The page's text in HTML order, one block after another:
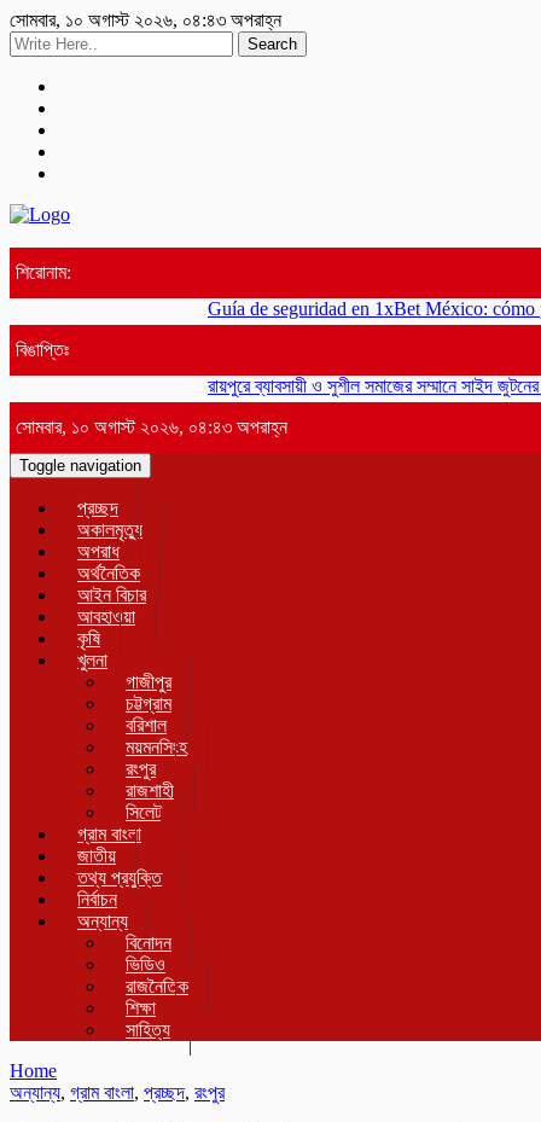
সোমবার, ১০ অগাস্ট ২০২৬, ০৪:৪৩ অপরাহ্ন
Search
শিরোনাম:
Guía de seguridad en 1xBet México: cómo
বিঙাপ্তিঃ
রায়পুরে ব্যাবসায়ী ও সুশীল সমাজের সম্মানে সাইদ জুটনের
সোমবার, ১০ অগাস্ট ২০২৬, ০৪:৪৩ অপরাহ্ন
Toggle navigation
প্রচ্ছদ
অকালমৃত্যু
অপরাধ
অর্থনৈতিক
আইন বিচার
আবহাওয়া
কৃষি
খুলনা
গাজীপুর
চট্টগ্রাম
বরিশাল
ময়মনসিংহ
রংপুর
রাজশাহী
সিলেট
গ্রাম বাংলা
জাতীয়
তথ্য প্রযুক্তি
নির্বাচন
অন্যান্য
বিনোদন
ভিডিও
রাজনৈতিক
শিক্ষা
সাহিত্য
Home
অন্যান্য, গ্রাম বাংলা, প্রচ্ছদ, রংপুর